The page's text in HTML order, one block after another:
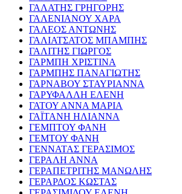
ΓΑΛΑΤΗΣ ΓΡΗΓΟΡΗΣ
ΓΑΛΕΝΙΑΝΟΥ ΧΑΡΑ
ΓΑΛΕΟΣ ΑΝΤΩΝΗΣ
ΓΑΛΙΑΤΣΑΤΟΣ ΜΠΑΜΠΗΣ
ΓΑΛΙΤΗΣ ΓΙΩΡΓΟΣ
ΓΑΡΜΠΗ ΧΡΙΣΤΙΝΑ
ΓΑΡΜΠΗΣ ΠΑΝΑΓΙΩΤΗΣ
ΓΑΡΝΑΒΟΥ ΣΤΑΥΡΙΑΝΝΑ
ΓΑΡΥΦΑΛΛΗ ΕΛΕΝΗ
ΓΑΤΟΥ ΑΝΝΑ ΜΑΡΙΑ
ΓΑΪΤΑΝΗ ΗΛΙΑΝΝΑ
ΓΕΜΠΤΟΥ ΦΑΝΗ
ΓΕΜΤΟΥ ΦΑΝΗ
ΓΕΝΝΑΤΑΣ ΓΕΡΑΣΙΜΟΣ
ΓΕΡΑΛΗ ΑΝΝΑ
ΓΕΡΑΠΕΤΡΙΤΗΣ ΜΑΝΩΛΗΣ
ΓΕΡΑΡΔΟΣ ΚΩΣΤΑΣ